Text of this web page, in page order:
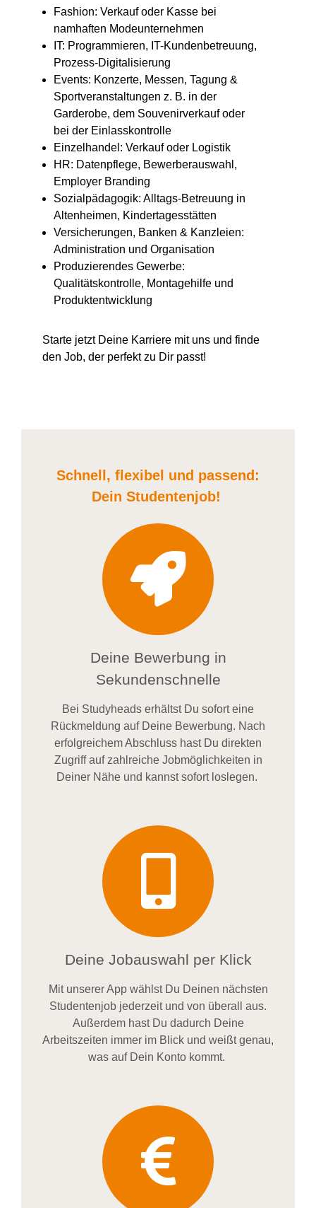
Fashion: Verkauf oder Kasse bei
namhaften Modeunternehmen
IT: Programmieren, IT-Kundenbetreuung,
Prozess-Digitalisierung
Events: Konzerte, Messen, Tagung &
Sportveranstaltungen z. B. in der
Garderobe, dem Souvenirverkauf oder
bei der Einlasskontrolle
Einzelhandel: Verkauf oder Logistik
HR: Datenpflege, Bewerberauswahl,
Employer Branding
Sozialpädagogik: Alltags-Betreuung in
Altenheimen, Kindertagesstätten
Versicherungen, Banken & Kanzleien:
Administration und Organisation
Produzierendes Gewerbe:
Qualitätskontrolle, Montagehilfe und
Produktentwicklung
Starte jetzt Deine Karriere mit uns und finde
den Job, der perfekt zu Dir passt!
Schnell, flexibel und passend:
Dein Studentenjob!
Deine Bewerbung in
Sekundenschnelle
Bei Studyheads erhältst Du sofort eine
Rückmeldung auf Deine Bewerbung. Nach
erfolgreichem Abschluss hast Du direkten
Zugriff auf zahlreiche Jobmöglichkeiten in
Deiner Nähe und kannst sofort loslegen.
Deine Jobauswahl per Klick
Mit unserer App wählst Du Deinen nächsten
Studentenjob jederzeit und von überall aus.
Außerdem hast Du dadurch Deine
Arbeitszeiten immer im Blick und weißtgenau,
was auf Dein Konto kommt.